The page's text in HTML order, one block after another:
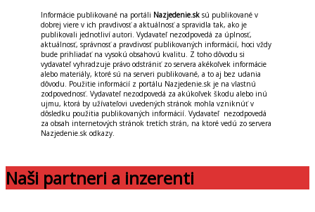
Informácie publikované na portáli Nazjedenie.sk sú publikované v
dobrej viere v ich pravdivosť a aktuálnosť a spravidla tak, ako je
publikovali jednotliví autori. Vydavateľ nezodpovedá za úplnosť,
aktuálnosť, správnosť a pravdivosť publikovaných informácií, hoci vždy
bude prihliadať na vysokú obsahovú kvalitu. Z toho dôvodu si
vydavateľ vyhradzuje právo odstrániť zo servera akékoľvek informácie
alebo materiály, ktoré sú na serveri publikované, a to aj bez udania
dôvodu. Použitie informácií z portálu Nazjedenie.sk je na vlastnú
zodpovednosť. Vydavateľ nezodpovedá za akúkoľvek škodu alebo inú
ujmu, ktorá by užívateľovi uvedených stránok mohla vzniknúť v
dôsledku použitia publikovaných informácií. Vydavateľ nezodpovedá
za obsah internetových stránok tretích strán, na ktoré vedú zo servera
Nazjedenie.sk odkazy.
Naši partneri a inzerenti